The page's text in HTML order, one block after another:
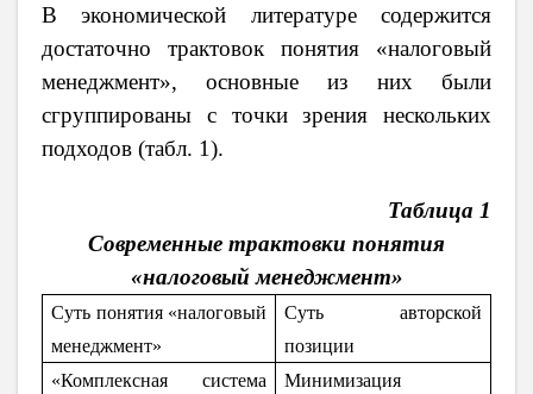
В экономической литературе содержится
достаточно трактовок понятия «налоговый
менеджмент», основные из них были
сгруппированы с точки зрения нескольких
подходов (табл. 1).
Таблица 1
Современные трактовки понятия
«налоговый менеджмент»
Суть понятия «налоговый
менеджмент»
Суть авторской
позиции
«Комплексная система
Минимизация